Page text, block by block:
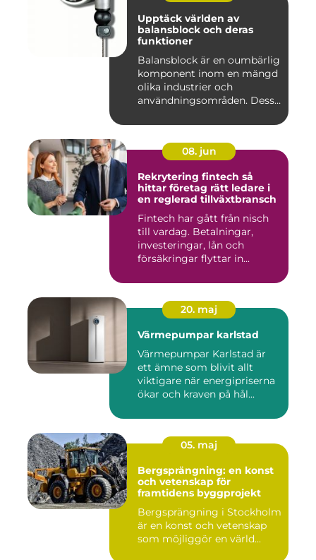
Upptäck världen av
balansblock och deras
funktioner
Balansblock är en oumbärlig
komponent inom en mängd
olika industrier och
användningsområden. Dessa
08. jun
Rekrytering fintech så
hittar företag rätt ledare i
en reglerad tillväxtbransch
Fintech har gått från nisch
till vardag. Betalningar,
investeringar, lån och
försäkringar flyttar in...
20. maj
Värmepumpar karlstad
Värmepumpar Karlstad är
ett ämne som blivit allt
viktigare när energipriserna
ökar och kraven på hål...
05. maj
Bergsprängning: en konst
och vetenskap för
framtidens byggprojekt
Bergsprängning i Stockholm
är en konst och vetenskap
som möjliggör en värld...